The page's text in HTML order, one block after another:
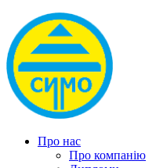
Про нас
Про компанію